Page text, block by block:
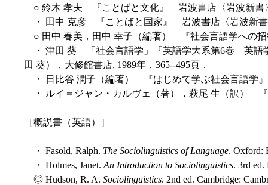
○ 鈴木 孝夫 『ことばと文化』 岩波書店〈岩波新書
・ 田中 克彦 『ことばと国家』 岩波書店〈岩波新書
○ 田中 春美，田中 幸子（編著） 『社会言語学への
・ 津田 葵 「社会言語学」『英語学大系第6巻 英語
田 葵），大修館書店, 1989年，365--495頁．
・ 日比谷 潤子（編著） 『はじめて学ぶ社会言語学
・ ルイ＝ジャン・カルヴェ（著），萩尾 生（訳）
［概説書（英語）］
・ Fasold, Ralph. The Sociolinguistics of Language. Oxford:
・ Holmes, Janet. An Introduction to Sociolinguistics. 3rd ed.
◎ Hudson, R. A. Sociolinguistics. 2nd ed. Cambridge: